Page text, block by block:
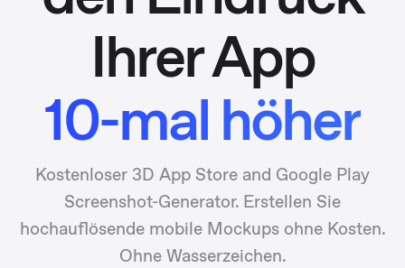
Ihrer App
10-mal höher
Kostenloser 3D App Store and Google Play
Screenshot-Generator. Erstellen Sie
hochauflösende mobile Mockups ohne Kosten.
Ohne Wasserzeichen.